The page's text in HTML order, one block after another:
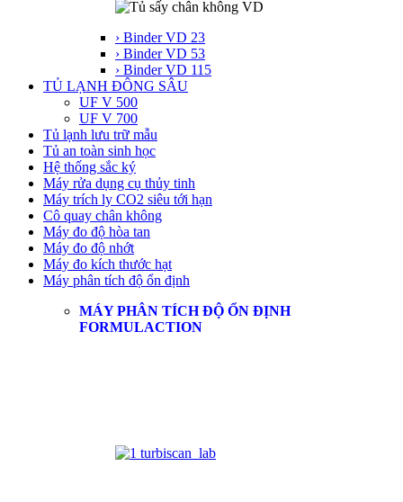
› Binder VD 23
› Binder VD 53
› Binder VD 115
TỦ LẠNH ĐÔNG SÂU
UF V 500
UF V 700
Tủ lạnh lưu trữ mẫu
Tủ an toàn sinh học
Hệ thống sắc ký
Máy rửa dụng cụ thủy tinh
Máy trích ly CO2 siêu tới hạn
Cô quay chân không
Máy đo độ hòa tan
Máy đo độ nhớt
Máy đo kích thước hạt
Máy phân tích độ ổn định
MÁY PHÂN TÍCH ĐỘ ỔN ĐỊNH
FORMULACTION